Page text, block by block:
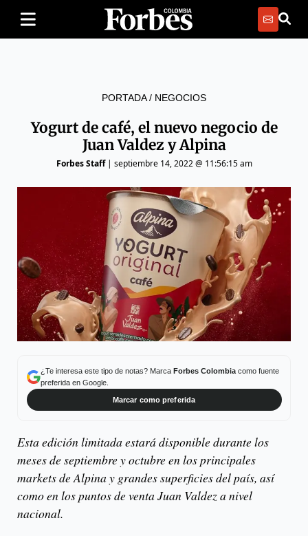
PORTADA/ NEGOCIOS
Yogurt de café, el nuevo negocio de
Juan Valdez y Alpina
Forbes Staff| septiembre 14, 2022 @ 11:56:15 am
¿Te interesa este tipo de notas? Marca Forbes Colombiacomo fuente
preferida en Google.
Marcar como preferida
Esta edición limitada estará disponible durante los
meses de septiembre y octubre en los principales
markets de Alpina y grandes superficies del país, así
como en los puntos de venta Juan Valdez a nivel
nacional.